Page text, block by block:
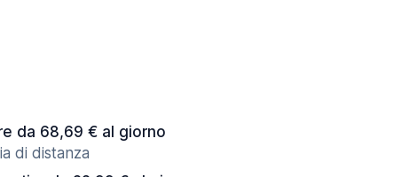
da 68,69 € al giorno
di distanza